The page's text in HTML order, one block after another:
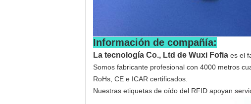
Información de compañía:
La tecnología Co., Ltd de Wuxi Fofia es el
Somos fabricante profesional con 4000 metros
RoHs, CE e ICAR certificados.
Nuestras etiquetas de oído del RFID apoyan